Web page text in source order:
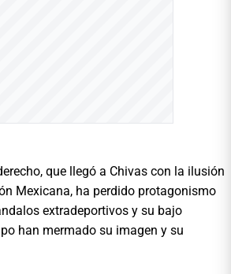
que llegó a Chivas con la ilusión
Mexicana, ha perdido protagonismo
extradeportivos y su bajo
han mermado su imagen y su